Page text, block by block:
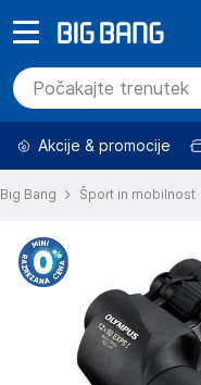
Akcije & promocije
Big Bang Šport in mobilnost